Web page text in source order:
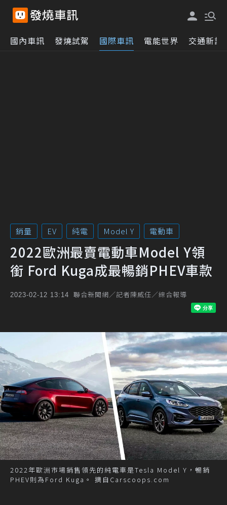
國內車訊 發燒試駕 國際車訊 電能世界 交通新訊
銷量 EV 純電 Model Y 電動車
2022歐洲最賣電動車Model Y領
銜 Ford Kuga成最暢銷PHEV車款
2023-02-12 13:14 聯合新聞網／記者陳威任／綜合報導
2022年歐洲市場銷售領先的純電車是Tesla Model Y，暢銷
PHEV則為Ford Kuga。 摘自Carscoops.com